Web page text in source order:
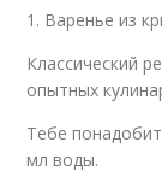
1. Варенье из
Классический
опытных
Тебе
мл воды.